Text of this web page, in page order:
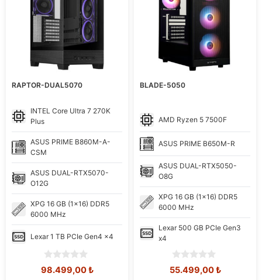
RAPTOR-DUAL5070
INTEL Core Ultra 7 270K
Plus
ASUS PRIME B860M-A-
CSM
ASUS DUAL-RTX5070-
O12G
XPG 16 GB (1x16) DDR5
6000 MHz
Lexar 1 TB PCIe Gen4 x4
0
o
Orijinal
98.499,00₺Şu
BLADE-5050
AMD Ryzen 5 7500F
ASUS PRIME B650M-R
ASUS DUAL-RTX5050-
O8G
XPG 16 GB (1x16) DDR5
6000 MHz
Lexar 500 GB PCIe Gen3
x4
0
o
Orijinal
55.499,00₺Şu